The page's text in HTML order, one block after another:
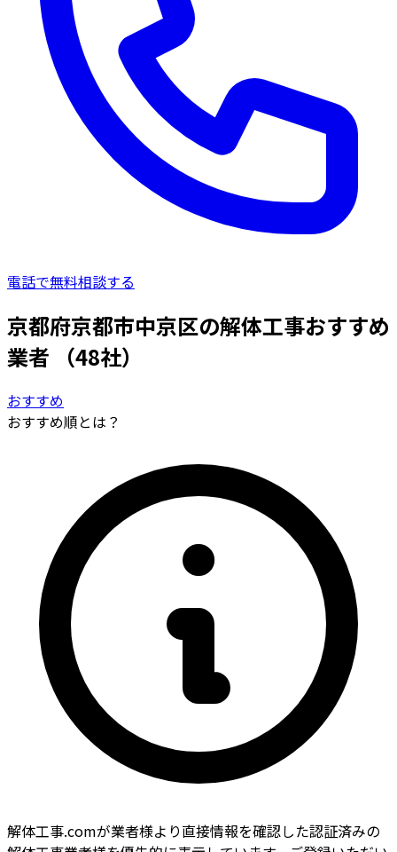
電話で無料相談する
京都府京都市中京区の解体工事おすすめ
業者
（48社）
おすすめ
おすすめ順とは？
解体工事.comが業者様より直接情報を確認した認証済みの